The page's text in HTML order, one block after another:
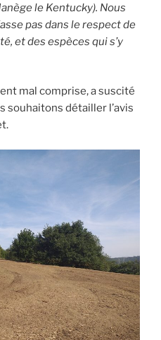
le Kentucky). Nous
pas dans le respect de
et des espèces qui s’y
mal comprise, a suscité
souhaitons détailler l’avis